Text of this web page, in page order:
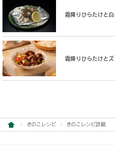
霜降りひらたけと
霜降りひらたけと
きのこレシピ きのこレシピ詳細